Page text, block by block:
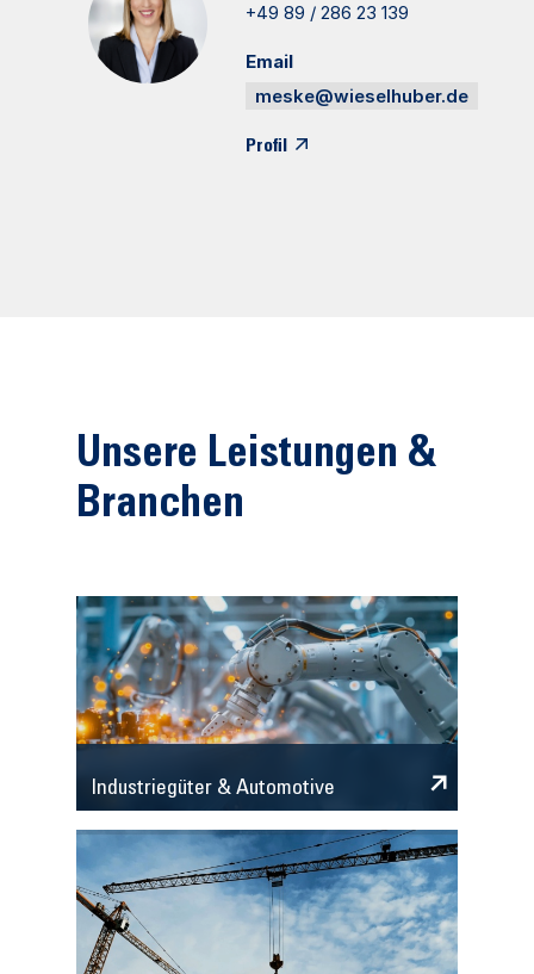
Unsere Leistungen &
Branchen
Industriegüter & Automotive
+49 89 / 286 23 139
Email
meske@wieselhuber.de
Profil